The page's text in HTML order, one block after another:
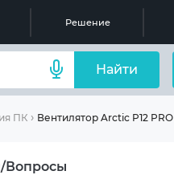
Решение
Найти
ПК Вентилятор Arctic P12
Вопросы